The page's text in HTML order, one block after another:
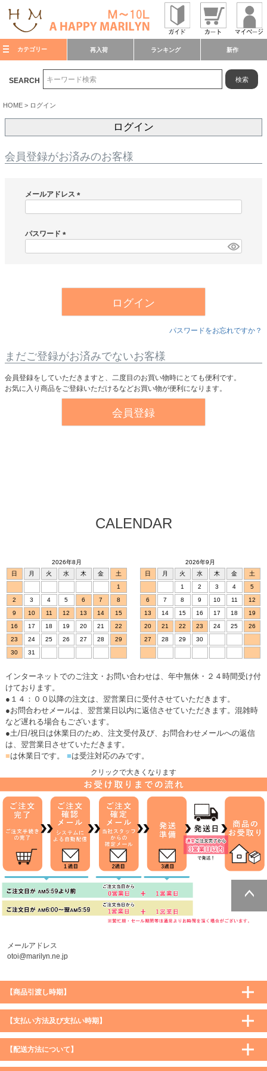
カテゴリー 再入荷 ランキング 新作
SEARCH 検索
HOME ログイン
ログイン
会員登録がお済みのお客様
メールアドレス
)
パスワード
ログイン
パスワードをお忘れですか？
まだご登録がお済みでないお客様
会員登録をしていただきますと、二度目のお買い物時にとても便利です。
お気に入り商品をご登録いただけるなどお買い物が便利になります。
会員登録
ページトッ
プへ
CALENDAR
2026年8月
日
月 火 水 木 金
土
1
2
3 4 5 6 7
8
9
10 11 12 13 14
15
16
17 18 19 20 21
22
23
24 25 26 27 28
29
30
31
2026年9月
日
月 火 水 木 金
土
1
2 3 4
5
6
7 8 9 10 11
12
13
14 15 16 17 18
19
20
21 22 23 24 25
26
27
28 29 30
インターネットでのご注文・お問い合わせは、年中無休・２４時間受け付
けております。
●１４：００以降の注文は、翌営業日に受付させていただきます。
●お問合わせメールは、翌営業日以内に返信させていただきます。混雑時
など遅れる場合もございます。
●土/日/祝日は休業日のため、注文受付及び、お問合わせメールへの返信
は、翌営業日させていただきます。
■は休業日です。 ■は受注対応のみです。
クリックで大きくなります
メールアドレス
otoi@marilyn.ne.jp
【商品引渡し時期】
【支払い方法及び支払い時期】
【配送方法について】